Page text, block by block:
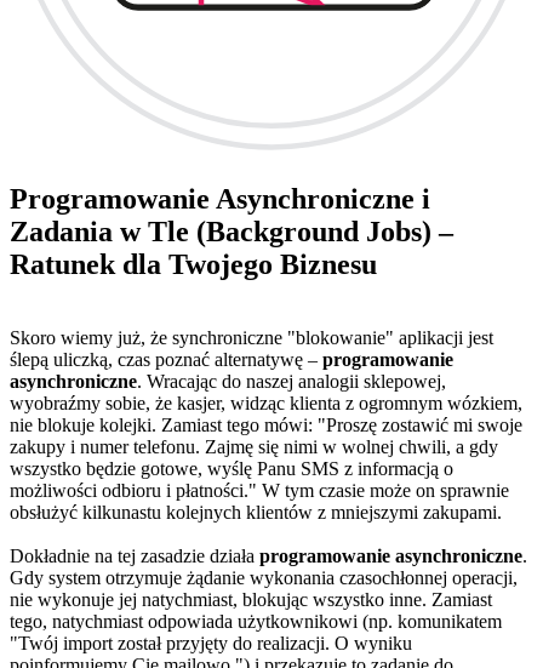
Programowanie Asynchroniczne i
Zadania w Tle (Background Jobs) –
Ratunek dla Twojego Biznesu
Skoro wiemy już, że synchroniczne "blokowanie" aplikacji jest
ślepą uliczką, czas poznać alternatywę – programowanie
asynchroniczne. Wracając do naszej analogii sklepowej,
wyobraźmy sobie, że kasjer, widząc klienta z ogromnym wózkiem,
nie blokuje kolejki. Zamiast tego mówi: "Proszę zostawić mi swoje
zakupy i numer telefonu. Zajmę się nimi w wolnej chwili, a gdy
wszystko będzie gotowe, wyślę Panu SMS z informacją o
możliwości odbioru i płatności." W tym czasie może on sprawnie
obsłużyć kilkunastu kolejnych klientów z mniejszymi zakupami.
Dokładnie na tej zasadzie działa programowanie asynchroniczne.
Gdy system otrzymuje żądanie wykonania czasochłonnej operacji,
nie wykonuje jej natychmiast, blokując wszystko inne. Zamiast
tego, natychmiast odpowiada użytkownikowi (np. komunikatem
"Twój import został przyjęty do realizacji. O wyniku